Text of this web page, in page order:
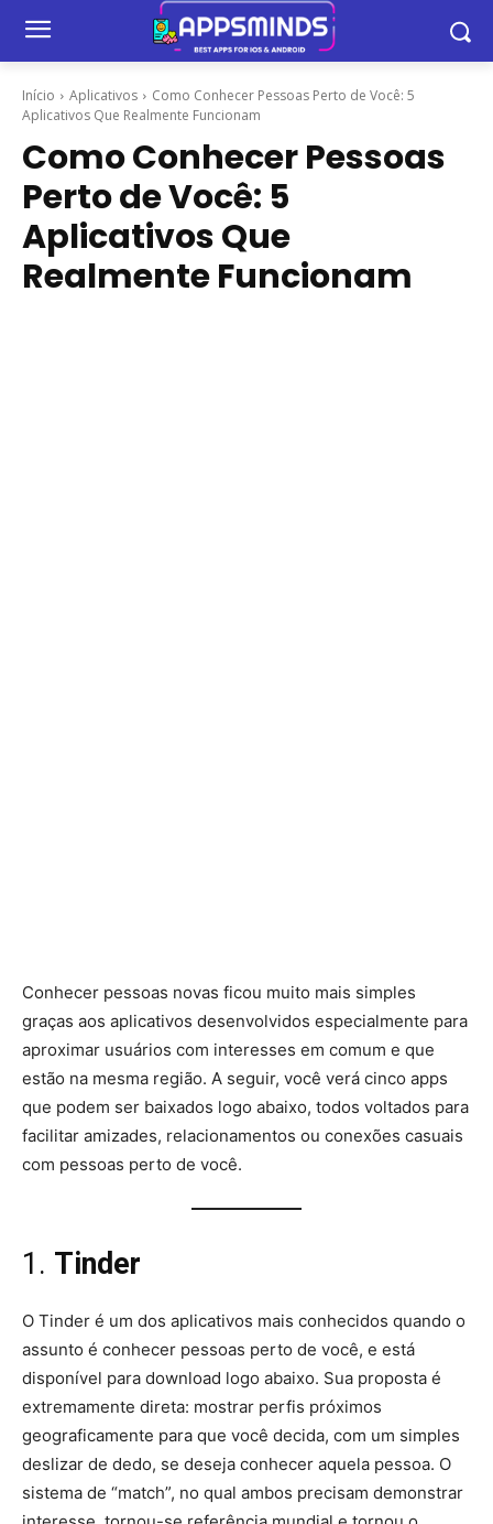
Início Aplicativos
Como Conhecer Pessoas Perto de Você: 5
Aplicativos Que Realmente Funcionam
Como Conhecer Pessoas
Perto de Você: 5
Aplicativos Que
Realmente Funcionam
Conhecer pessoas novas ficou muito mais simples
graças aos aplicativos desenvolvidos especialmente para
aproximar usuários com interesses em comum e que
estão na mesma região. A seguir, você verá cinco apps
que podem ser baixados logo abaixo, todos voltados para
facilitar amizades, relacionamentos ou conexões casuais
com pessoas perto de você.
1. Tinder
O Tinder é um dos aplicativos mais conhecidos quando o
assunto é conhecer pessoas perto de você, e está
disponível para download logo abaixo. Sua proposta é
extremamente direta: mostrar perfis próximos
geograficamente para que você decida, com um simples
deslizar de dedo, se deseja conhecer aquela pessoa. O
sistema de “match”, no qual ambos precisam demonstrar